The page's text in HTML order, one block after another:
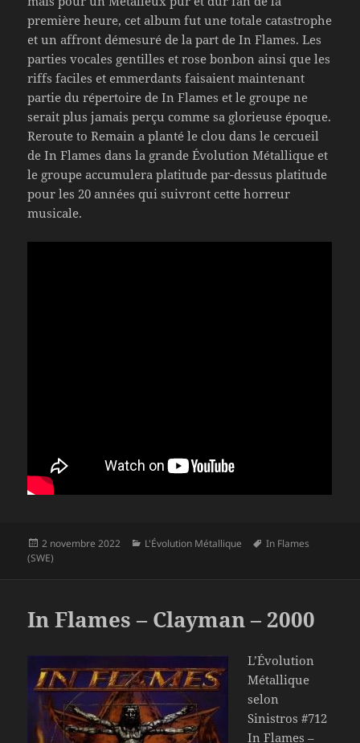
première heure, cet album fut une totale catastrophe
et un affront démesuré de la part de In Flames. Les
parties vocales gentilles et rose bonbon ainsi que les
riffs faciles et emmerdants faisaient maintenant
partie du répertoire de In Flames et le groupe ne
serait plus jamais perçu comme sa glorieuse époque.
Reroute to Remain a planté le clou dans le cercueil
de In Flames dans la grande Évolution Métallique et
le groupe accumulera platitude par-dessus platitude
pour les 20 années qui suivront cette horreur
musicale.
Publié
le
2 novembre 2022 Catégories
L'Évolution Métallique
Mots-
In Flames
(SWE)
In Flames – Clayman – 2000
L’Évolution
Métallique
selon
Sinistros #712
In Flames –